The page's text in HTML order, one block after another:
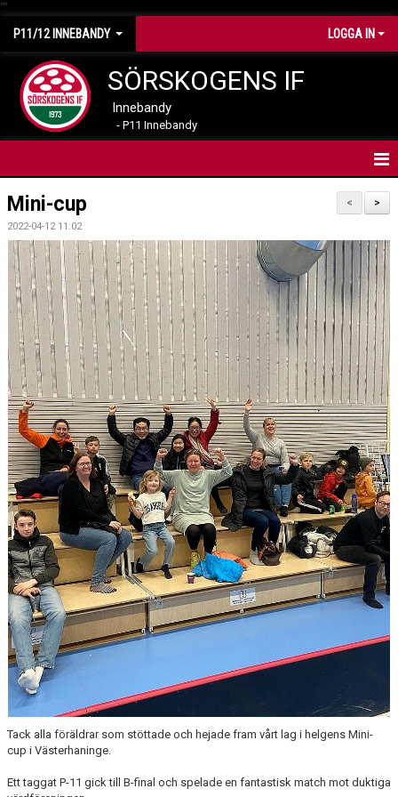
""
P11/12 INNEBANDY LOGGA IN
SÖRSKOGENS IF
Innebandy
- P11 Innebandy
HEM
NYHETER
KALENDER
MATCHER
TRUPPEN
BILDER
DOKUMENT
KONTAKT
>
<
Mini-cup
2022-04-12 11:02
Tack alla föräldrar som stöttade och hejade fram vårt lag i helgens Mini-
cup i Västerhaninge.
Ett taggat P-11 gick till B-final och spelade en fantastisk match mot duktiga